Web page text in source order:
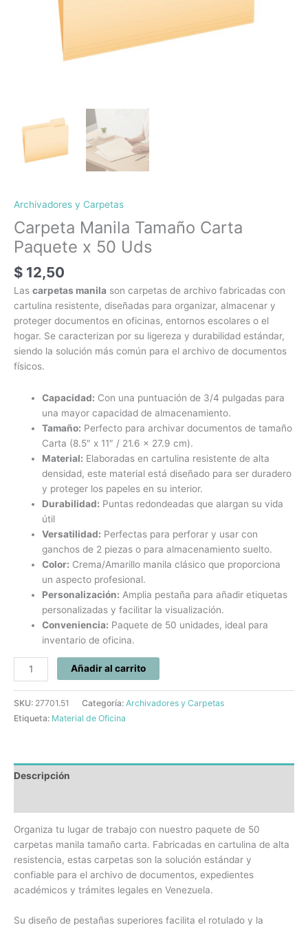
Archivadores y Carpetas
Carpeta Manila Tamaño Carta
Paquete x 50 Uds
$ 12,50
Las carpetas manila son carpetas de archivo fabricadas con
cartulina resistente, diseñadas para organizar, almacenar y
proteger documentos en oficinas, entornos escolares o el
hogar. Se caracterizan por su ligereza y durabilidad estándar,
siendo la solución más común para el archivo de documentos
físicos.
Capacidad: Con una puntuación de 3/4 pulgadas para
una mayor capacidad de almacenamiento.
Tamaño: Perfecto para archivar documentos de tamaño
Carta (8.5″ x 11″ / 21.6 x 27.9 cm).
Material: Elaboradas en cartulina resistente de alta
densidad, este material está diseñado para ser duradero
y proteger los papeles en su interior.
Durabilidad: Puntas redondeadas que alargan su vida
útil
Versatilidad: Perfectas para perforar y usar con
ganchos de 2 piezas o para almacenamiento suelto.
Color: Crema/Amarillo manila clásico que proporciona
un aspecto profesional.
Personalización: Amplia pestaña para añadir etiquetas
personalizadas y facilitar la visualización.
Conveniencia: Paquete de 50 unidades, ideal para
inventario de oficina.
Añadir al carrito
SKU: 27701.51 Categoría: Archivadores y Carpetas
Etiqueta: Material de Oficina
Descripción
Organiza tu lugar de trabajo con nuestro paquete de 50
carpetas manila tamaño carta. Fabricadas en cartulina de alta
resistencia, estas carpetas son la solución estándar y
confiable para el archivo de documentos, expedientes
académicos y trámites legales en Venezuela.
Su diseño de pestañas superiores facilita el rotulado y la